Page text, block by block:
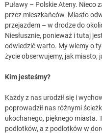
Puławy – Polskie Ateny. Nieco
przez mieszkańców. Miasto
przejazdem – w drodze do
Niesłusznie, ponieważ i tutaj
odwiedzić warto. My wiemy o
życie obserwujemy, jak miasto,
Kim jesteśmy?
Każdy z nas urodził się i
poprowadził nas różnymi
ukochanego, pięknego miasta.
podlotków, a z podlotków w